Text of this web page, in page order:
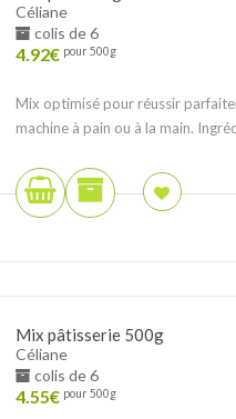
Céliane
colis de 6
4.92€ pour 500g
Mix optimisé pour réussir
machine à pain ou à la main.
Mix pâtisserie 500g
Céliane
colis de 6
4.55€ pour 500g